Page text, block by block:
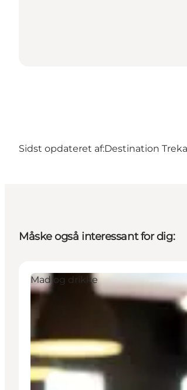
Sidst opdateret af:Destination
Måske også interessant for dig:
Mad og drikke